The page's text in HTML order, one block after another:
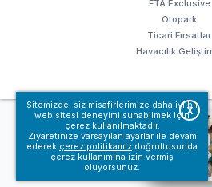
Sitemizde, siz misafirlerimize daha iyi bir
web sitesi deneyimi sunabilmek için
çerez kullanılmaktadır.
Ziyaretinize varsayılan ayarlar ile devam
ederek çerez politikamız doğrultusunda
çerez kullanımına izin vermiş
oluyorsunuz.
X
FTA Exclusive
Otopark
Ticari Fırsatlar
Havacılık
© Fraport TAV Antalya Havalimanı,
Kullanım koşullarımız
Bilgi